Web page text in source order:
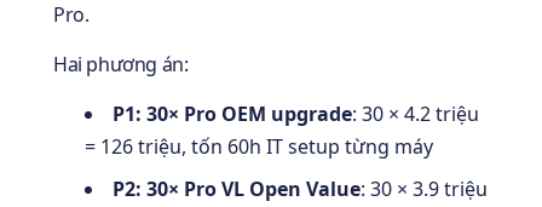
Pro.
Hai phương án:
P1: 30× Pro OEM upgrade: 30 × 4.2 triệu
= 126 triệu, tốn 60h IT setup từng máy
P2: 30× Pro VL Open Value: 30 × 3.9 triệu